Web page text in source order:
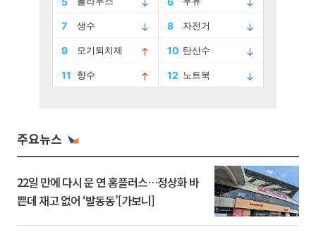
주요뉴스
22일 만에 다시 문 연 홈플러스…정상화 바
쁜데 재고 없어 ‘발동동’[가보니]